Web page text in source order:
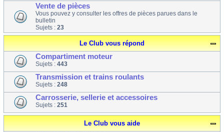
Vente de pièces
Vous pouvez y consulter les offres de pièces parues dans le
bulletin
Sujets : 23
Le Club vous répond
Compartiment moteur
Sujets : 443
Transmission et trains roulants
Sujets : 248
Carrosserie, sellerie et accessoires
Sujets : 251
Le Club vous aide